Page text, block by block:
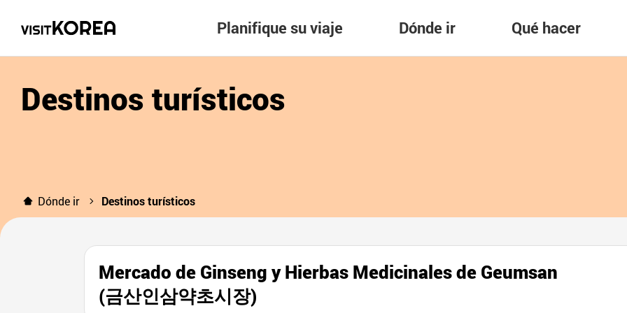
Planifique su viaje Dónde ir Qué hacer
Destinos turísticos
Dónde ir Destinos turísticos
Mercado de Ginseng y Hierbas Medicinales de Geumsan
(금산인삼약초시장)